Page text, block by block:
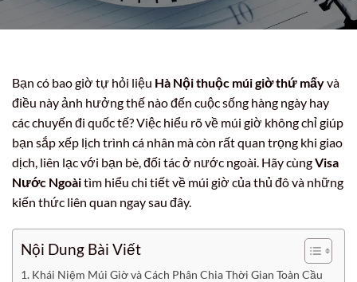
Bạn có bao giờ tự hỏi liệu Hà Nội thuộc múi giờ thứ mấyvà
điều này ảnh hưởng thế nào đến cuộc sống hàng ngày hay
các chuyến đi quốc tế? Việc hiểu rõ về múi giờ không chỉ giúp
bạn sắp xếp lịch trình cá nhân mà còn rất quan trọng khi giao
dịch, liên lạc với bạn bè, đối tác ở nước ngoài. Hãy cùngVisa
Nước Ngoàitìm hiểu chi tiết về múi giờ của thủ đô và những
kiến thức liên quan ngay sau đây.
Nội Dung Bài Viết
Khái Niệm Múi Giờ và Cách Phân Chia Thời Gian Toàn Cầu